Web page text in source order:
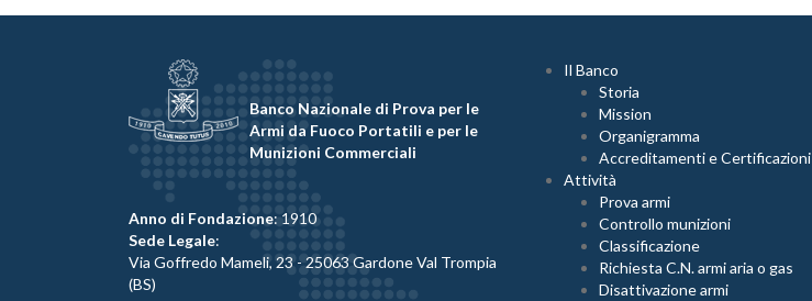
Banco Nazionale di Prova per le
Armi da Fuoco Portatili e per le
Munizioni Commerciali
Anno di Fondazione: 1910
Sede Legale:
Via Goffredo Mameli, 23 - 25063 Gardone Val Trompia
(BS)
Il Banco
Storia
Mission
Organigramma
Accreditamenti e Certificazioni
Attività
Prova armi
Controllo munizioni
Classificazione
Richiesta C.N. armi aria o gas
Disattivazione armi